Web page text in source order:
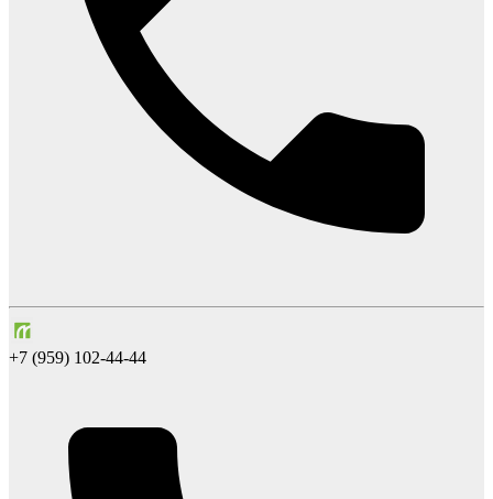
+7 (959) 102-44-44